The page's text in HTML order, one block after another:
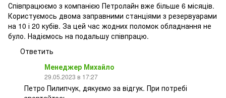
Співпрацюємо з компанією Петролайн вже більше 6 місяців.
Користуємось двома заправними станціями з резервуарами
на 10 і 20 кубів. За цей час жодних поломок обладнання не
було. Надіємось на подальшу співпрацю.
Ответить
Менеджер Михайло
29.05.2023 в 17:27
Петро Пилипчук, дякуємо за відгук. При потребі